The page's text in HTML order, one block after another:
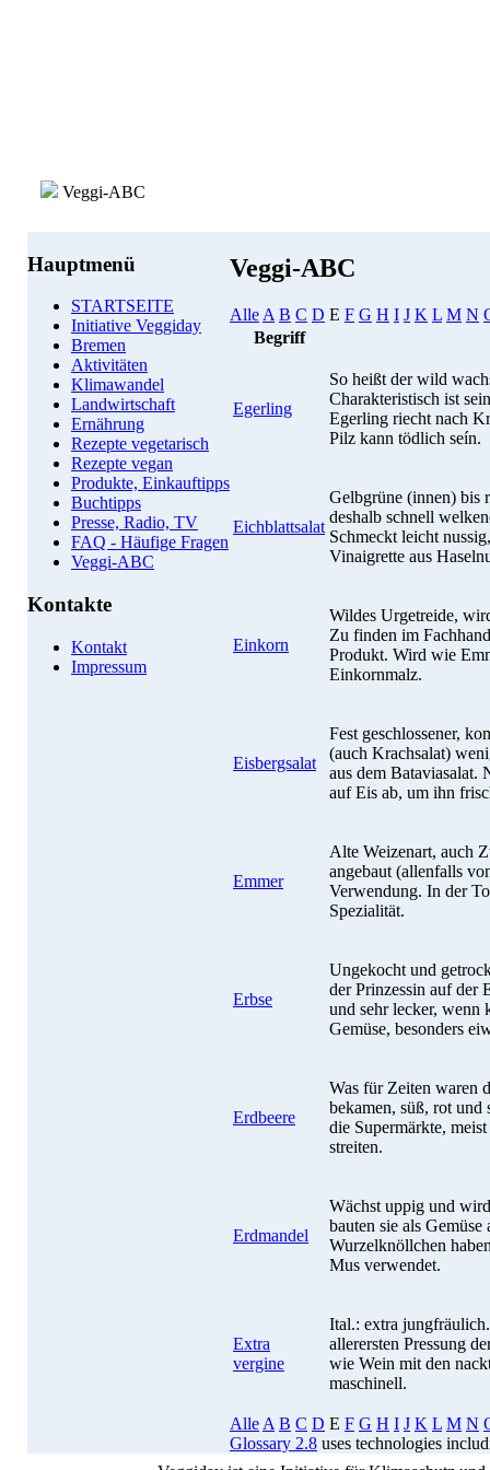
Veggi-ABC
Hauptmenü
STARTSEITE
Initiative Veggiday
Bremen
Aktivitäten
Klimawandel
Landwirtschaft
Ernährung
Rezepte vegetarisch
Rezepte vegan
Produkte, Einkauftipps
Buchtipps
Presse, Radio, TV
FAQ - Häufige Fragen
Veggi-ABC
Kontakte
Kontakt
Impressum
Veggi-ABC
Alle A B C D E F G H I J K L M N
Begriff
Egerling
So heißt der wild
Charakteristisch ist
Egerling riecht nach
Pilz kann tödlich seín.
Eichblattsalat
Gelbgrüne (innen) bis
deshalb schnell
Schmeckt leicht
Vinaigrette aus
Einkorn
Wildes Urgetreide,
Zu finden im
Produkt. Wird wie
Einkornmalz.
Eisbergsalat
Fest geschlossener,
(auch Krachsalat)
aus dem Bataviasalat.
auf Eis ab, um ihn
Emmer
Alte Weizenart, auch
angebaut (allenfalls
Verwendung. In der
Spezialität.
Erbse
Ungekocht und
der Prinzessin auf der
und sehr lecker, wenn
Gemüse, besonders
Erdbeere
Was für Zeiten waren
bekamen, süß, rot
die Supermärkte,
streiten.
Erdmandel
Wächst uppig und
bauten sie als
Wurzelknöllchen
Mus verwendet.
Extra
vergine
Ital.: extra
allerersten Pressung
wie Wein mit den
maschinell.
Alle A B C D E F G H I J K L M N
Glossary 2.8 uses technologies